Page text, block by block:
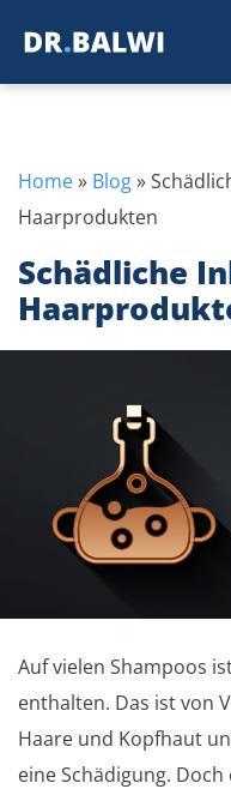
Home» Blog»
Haarprodukten
Schädliche
Auf vielen Shampoos
enthalten. Das ist von
Haare und Kopfhaut
eine Schädigung.